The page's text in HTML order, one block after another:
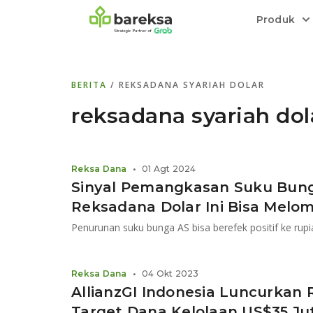
Produk
Transaksi cepat,all in onedi halaman
relatif stabil.
Menyediakan layanan manajemen
Informasi terkini dan tepercaya terkait
Kenali rekam jejak dan
BERITA / REKSADANA SYARIAH DOLAR
reksadana syariah
Sinyal Pemangkasan Suku
Reksadana Dolar Ini Bisa
Reksa Dana • 01 Agt 2024
AllianzGI Indonesia Luncurkan
Reksa Dana • 04 Okt 2023